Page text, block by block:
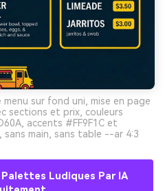
sur fond uni, mise en page
sections et prix, couleurs
accents #FF9F1C et
main, sans table --ar 4:3
Palettes Ludiques Par IA